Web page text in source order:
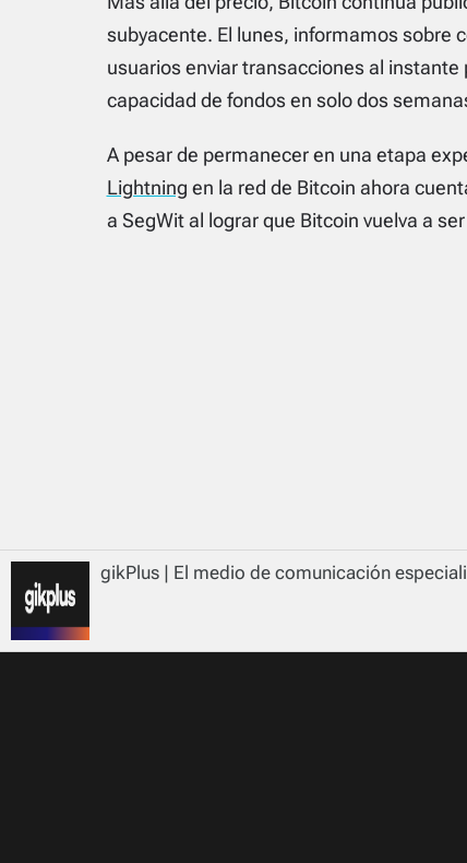
subyacente. El lunes, informamos sobre
usuarios enviar transacciones al
capacidad de fondos en solo dos
A pesar de permanecer en una etapa
Lightning en la red de Bitcoin ahora
a SegWit al lograr que Bitcoin vuelva a
gikPlus | El medio de comunicación